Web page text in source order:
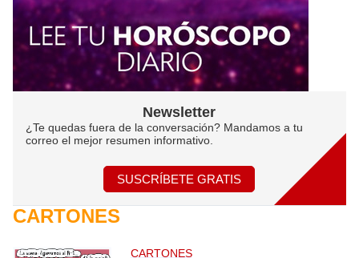
Newsletter
¿Te quedas fuera de la conversación? Mandamos a tu
correo el mejor resumen informativo.
SUSCRÍBETE GRATIS
CARTONES
CARTONES